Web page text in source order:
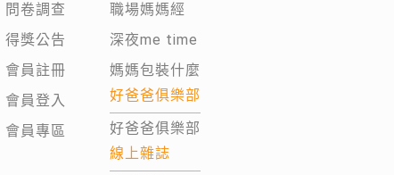
問卷調查
得獎公告
會員註冊
會員登入
會員專區
職場媽媽經
深夜me time
媽媽包裝什麼
好爸爸俱樂部
好爸爸俱樂部
線上雜誌